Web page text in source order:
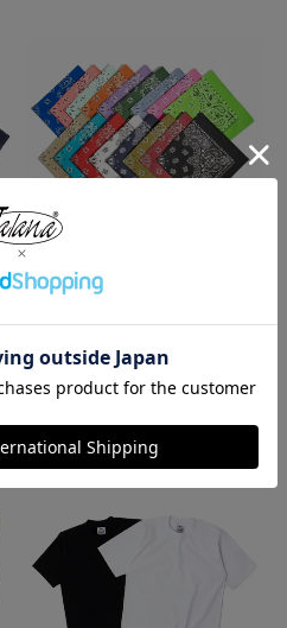
ハバハンク HAV-A-HANK バンダ
ペイズリーTHE BANDANNA COM
PANY
¥